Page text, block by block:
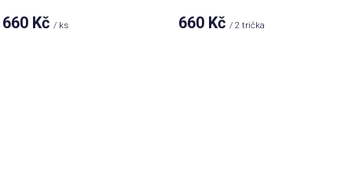
660 Kč/ ks 660 Kč/ 2 trička